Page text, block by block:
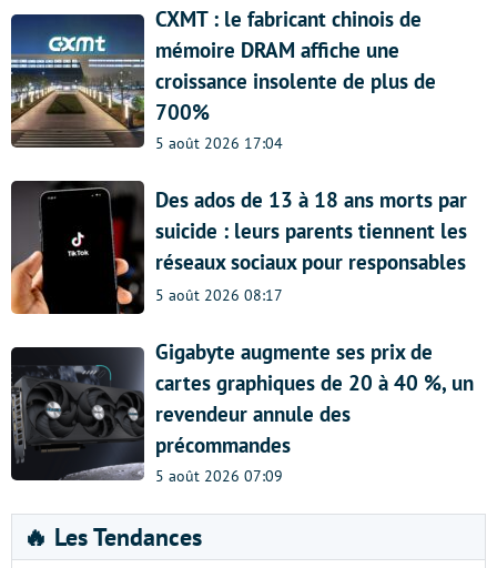
CXMT : le fabricant chinois de
mémoire DRAM affiche une
croissance insolente de plus de
700%
5 août 2026 17:04
Des ados de 13 à 18 ans morts par
suicide : leurs parents tiennent les
réseaux sociaux pour responsables
5 août 2026 08:17
Gigabyte augmente ses prix de
cartes graphiques de 20 à 40 %, un
revendeur annule des
précommandes
5 août 2026 07:09
🔥 Les Tendances